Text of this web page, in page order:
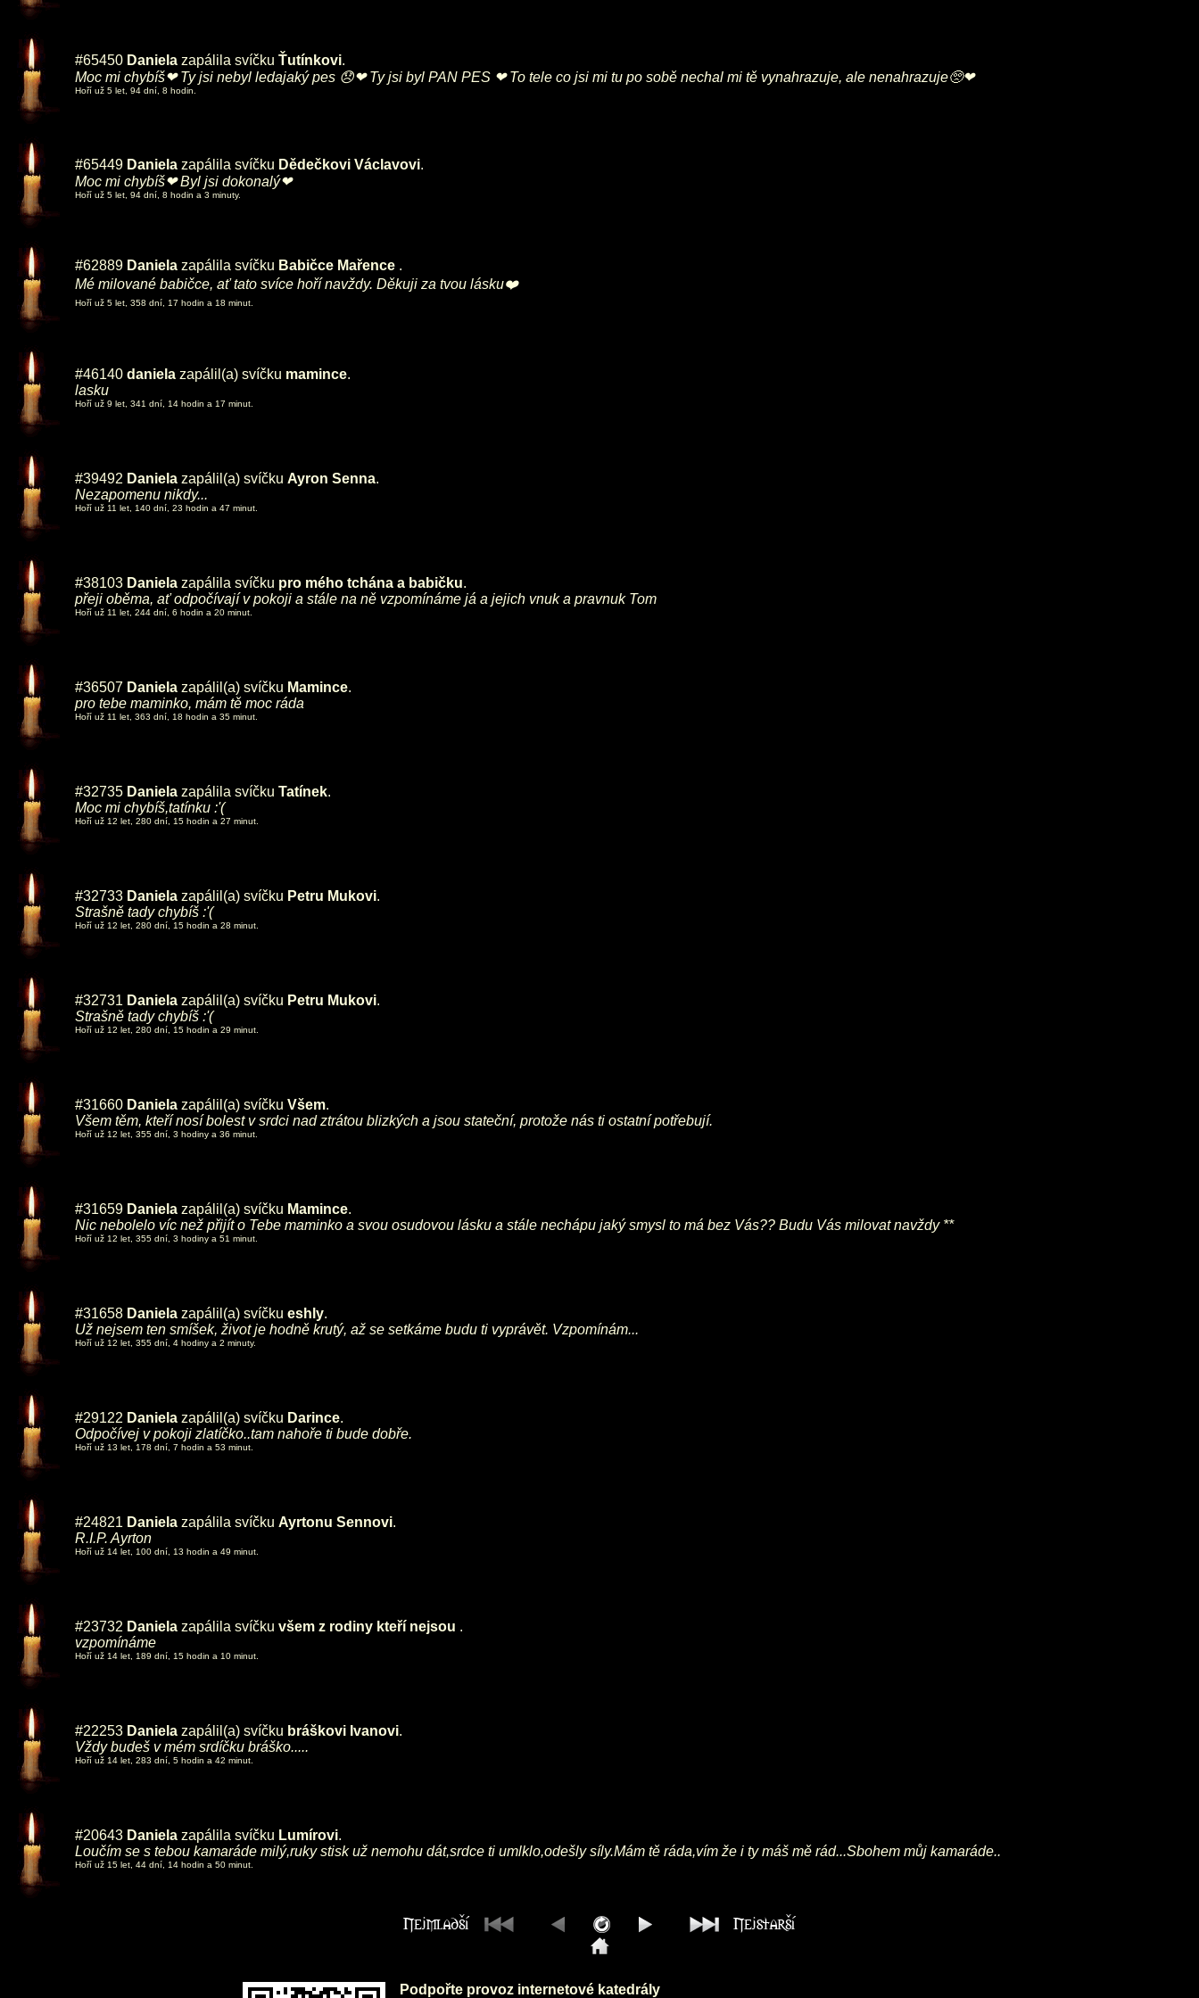
#65450 Daniela zapálila svíčku Ťutínkovi.
Moc mi chybíš❤ Ty jsi nebyl ledajaký pes 😞❤ Ty jsi byl PAN PES ❤ To tele co jsi mi tu po sobě nechal mi tě vynahrazuje, ale nenahrazuje🥺❤
Hoří už 5 let, 94 dní, 8 hodin.
#65449 Daniela zapálila svíčku Dědečkovi Václavovi.
Moc mi chybíš❤ Byl jsi dokonalý❤
Hoří už 5 let, 94 dní, 8 hodin a 3 minuty.
#62889 Daniela zapálila svíčku Babičce Mařence .
Mé milované babičce, ať tato svíce hoří navždy. Děkuji za tvou lásku❤️
Hoří už 5 let, 358 dní, 17 hodin a 18 minut.
#46140 daniela zapálil(a) svíčku mamince.
lasku
Hoří už 9 let, 341 dní, 14 hodin a 17 minut.
#39492 Daniela zapálil(a) svíčku Ayron Senna.
Nezapomenu nikdy...
Hoří už 11 let, 140 dní, 23 hodin a 47 minut.
#38103 Daniela zapálila svíčku pro mého tchána a babičku.
přeji oběma, ať odpočívají v pokoji a stále na ně vzpomínáme já a jejich vnuk a pravnuk Tom
Hoří už 11 let, 244 dní, 6 hodin a 20 minut.
#36507 Daniela zapálil(a) svíčku Mamince.
pro tebe maminko, mám tě moc ráda
Hoří už 11 let, 363 dní, 18 hodin a 35 minut.
#32735 Daniela zapálila svíčku Tatínek.
Moc mi chybíš,tatínku :'(
Hoří už 12 let, 280 dní, 15 hodin a 27 minut.
#32733 Daniela zapálil(a) svíčku Petru Mukovi.
Strašně tady chybíš :'(
Hoří už 12 let, 280 dní, 15 hodin a 28 minut.
#32731 Daniela zapálil(a) svíčku Petru Mukovi.
Strašně tady chybíš :'(
Hoří už 12 let, 280 dní, 15 hodin a 29 minut.
#31660 Daniela zapálil(a) svíčku Všem.
Všem těm, kteří nosí bolest v srdci nad ztrátou blizkých a jsou stateční, protože nás ti ostatní potřebují.
Hoří už 12 let, 355 dní, 3 hodiny a 36 minut.
#31659 Daniela zapálil(a) svíčku Mamince.
Nic nebolelo víc než přijít o Tebe maminko a svou osudovou lásku a stále nechápu jaký smysl to má bez Vás?? Budu Vás milovat navždy **
Hoří už 12 let, 355 dní, 3 hodiny a 51 minut.
#31658 Daniela zapálil(a) svíčku eshly.
Už nejsem ten smíšek, život je hodně krutý, až se setkáme budu ti vyprávět. Vzpomínám...
Hoří už 12 let, 355 dní, 4 hodiny a 2 minuty.
#29122 Daniela zapálil(a) svíčku Darince.
Odpočívej v pokoji zlatíčko..tam nahoře ti bude dobře.
Hoří už 13 let, 178 dní, 7 hodin a 53 minut.
#24821 Daniela zapálila svíčku Ayrtonu Sennovi.
R.I.P. Ayrton
Hoří už 14 let, 100 dní, 13 hodin a 49 minut.
#23732 Daniela zapálila svíčku všem z rodiny kteří nejsou .
vzpomínáme
Hoří už 14 let, 189 dní, 15 hodin a 10 minut.
#22253 Daniela zapálil(a) svíčku bráškovi Ivanovi.
Vždy budeš v mém srdíčku bráško.....
Hoří už 14 let, 283 dní, 5 hodin a 42 minut.
#20643 Daniela zapálila svíčku Lumírovi.
Loučím se s tebou kamaráde milý,ruky stisk už nemohu dát,srdce ti umlklo,odešly síly.Mám tě ráda,vím že i ty máš mě rád...Sbohem můj kamaráde..
Hoří už 15 let, 44 dní, 14 hodin a 50 minut.
Podpořte provoz internetové katedrály